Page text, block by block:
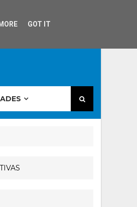
GOT IT